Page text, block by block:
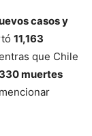
casos y
11,163
que Chile
muertes